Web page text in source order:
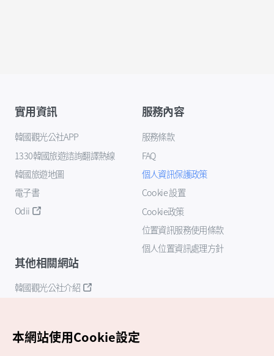
實用資訊
韓國觀光公社APP
1330韓國旅遊諮詢翻譯熱線
韓國旅遊地圖
電子書
Odii
服務內容
服務條款
FAQ
個人資訊保護政策
Cookie 設置
Cookie政策
位置資訊服務使用條款
個人位置資訊處理方針
其他相關網站
韓國觀光公社介紹
本網站使用Cookie設定